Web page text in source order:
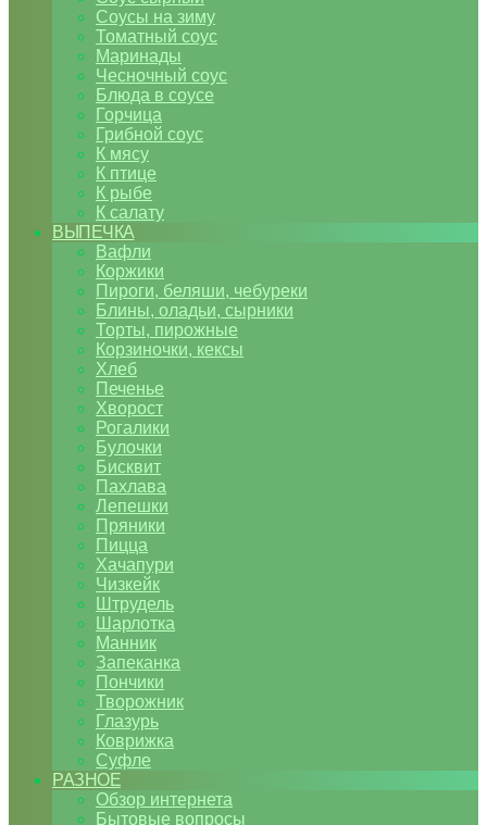
Соусы на зиму
Томатный соус
Маринады
Чесночный соус
Блюда в соусе
Горчица
Грибной соус
К мясу
К птице
К рыбе
К салату
ВЫПЕЧКА
Вафли
Коржики
Пироги, беляши, чебуреки
Блины, оладьи, сырники
Торты, пирожные
Корзиночки, кексы
Хлеб
Печенье
Хворост
Рогалики
Булочки
Бисквит
Пахлава
Лепешки
Пряники
Пицца
Хачапури
Чизкейк
Штрудель
Шарлотка
Манник
Запеканка
Пончики
Творожник
Глазурь
Коврижка
Суфле
РАЗНОЕ
Обзор интернета
Бытовые вопросы